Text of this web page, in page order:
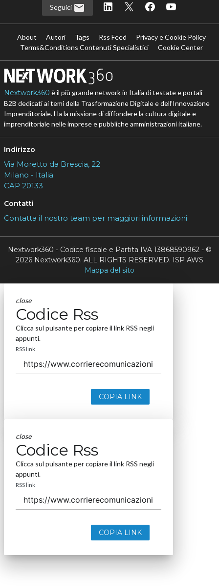
Seguici
About Autori Tags Rss Feed
Privacy e Cookie Policy
Terms&Conditions Contenuti Specialistici
Cookie Center
Nextwork360 è il più grande network in Italia di testate e portali
B2B dedicati ai temi della Trasformazione Digitale e dell’Innovazione
Imprenditoriale. Ha la missione di diffondere la cultura digitale e
imprenditoriale nelle imprese e pubbliche amministrazioni italiane.
Indirizzo
Via Moretto da Brescia, 22
Milano - Italia
CAP 20133
Contatti
Contatta il nostro team per maggiori informazioni
Nextwork360 - Codice fiscale e Partita IVA 13868590962 - ©
2026 Nextwork360. ALL RIGHTS RESERVED. ISP AWS
Mappa del sito
close
Codice Rss
Clicca sul pulsante per copiare il link RSS negli
appunti.
RSS link
COPIA LINK
close
Codice Rss
Clicca sul pulsante per copiare il link RSS negli
appunti.
RSS link
COPIA LINK